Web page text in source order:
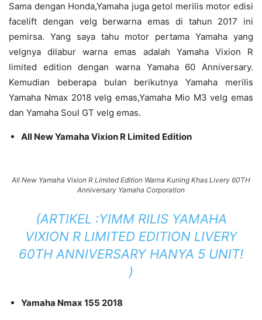
Sama dengan Honda,Yamaha juga getol merilis motor edisi
facelift dengan velg berwarna emas di tahun 2017 ini
pemirsa. Yang saya tahu motor pertama Yamaha yang
velgnya dilabur warna emas adalah Yamaha Vixion R
limited edition dengan warna Yamaha 60 Anniversary.
Kemudian beberapa bulan berikutnya Yamaha merilis
Yamaha Nmax 2018 velg emas,Yamaha Mio M3 velg emas
dan Yamaha Soul GT velg emas.
All New Yamaha Vixion R Limited Edition
All New Yamaha Vixion R Limited Edition Warna Kuning Khas Livery 60TH
Anniversary Yamaha Corporation
(ARTIKEL :YIMM RILIS YAMAHA
VIXION R LIMITED EDITION LIVERY
60TH ANNIVERSARY HANYA 5 UNIT!
)
Yamaha Nmax 155 2018